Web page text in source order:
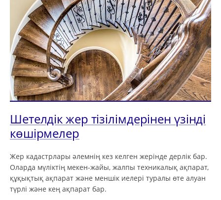
Шетелдік жер тізілімдерінен үзінді
көшірмелер
Жер кадастрлары әлемнің кез келген жерінде дерлік бар.
Оларда мүліктің мекен-жайы, жалпы техникалық ақпарат,
құқықтық ақпарат және меншік иелері туралы өте алуан
түрлі және кең ақпарат бар.